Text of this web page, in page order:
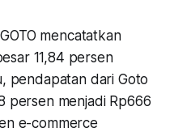
mencatatkan
11,84 persen
pendapatan dari Goto
persen menjadi Rp666
e-commerce